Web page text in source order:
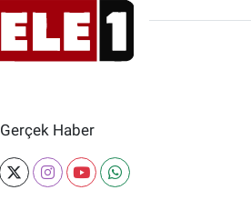
Gerçek Haber